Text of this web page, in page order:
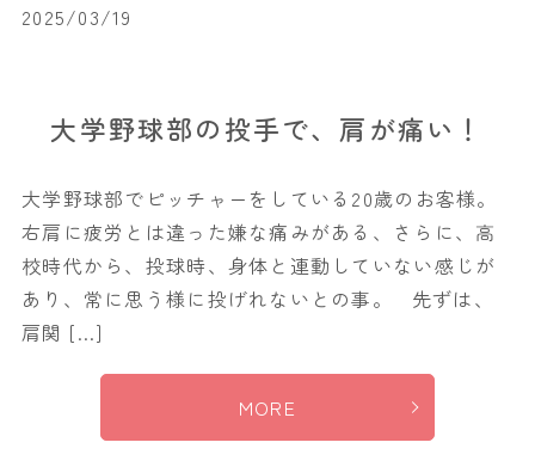
2025/03/19
大学野球部の投手で、肩が痛い！
大学野球部でピッチャーをしている20歳のお客様。
右肩に疲労とは違った嫌な痛みがある、さらに、高
校時代から、投球時、身体と連動していない感じが
あり、常に思う様に投げれないとの事。 先ずは、
肩関 […]
MORE